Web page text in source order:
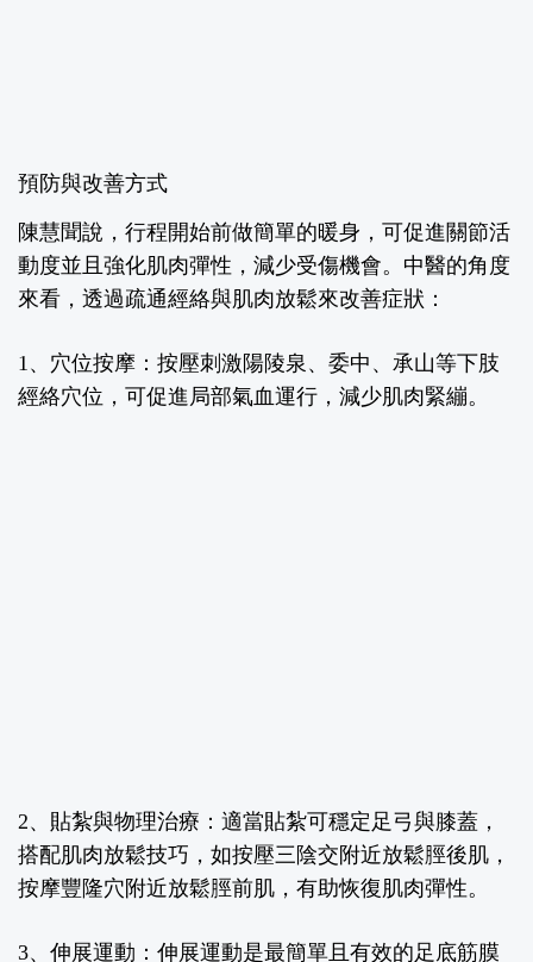
預防與改善方式
陳慧聞說，行程開始前做簡單的暖身，可促進關節活
動度並且強化肌肉彈性，減少受傷機會。中醫的角度
來看，透過疏通經絡與肌肉放鬆來改善症狀：
1、穴位按摩： 按壓刺激陽陵泉、委中、承山等下肢
經絡穴位，可促進局部氣血運行，減少肌肉緊繃。
2、貼紮與物理治療： 適當貼紮可穩定足弓與膝蓋，
搭配肌肉放鬆技巧，如按壓三陰交附近放鬆脛後肌，
按摩豐隆穴附近放鬆脛前肌，有助恢復肌肉彈性。
3、伸展運動： 伸展運動是最簡單且有效的足底筋膜